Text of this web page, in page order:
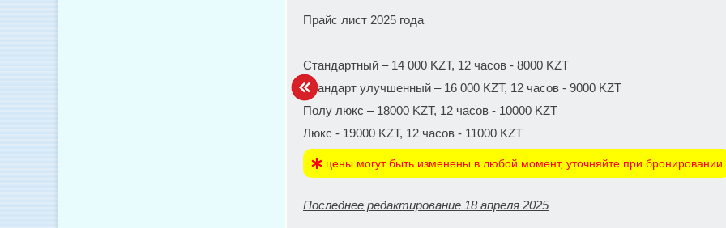
Прайс лист 2025 года
Стандартный – 14 000 KZT, 12 часов - 8000 KZT
Стандарт улучшенный – 16 000 KZT, 12 часов - 9000 KZT
Полу люкс – 18000 KZT, 12 часов - 10000 KZT
Люкс - 19000 KZT, 12 часов - 11000 KZT
цены могут быть изменены в любой момент, уточняйте при бронировании
Последнее редактирование 18 апреля 2025